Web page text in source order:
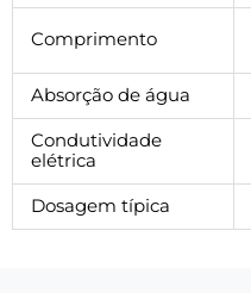
Comprimento
Absorção de água
Condutividade
elétrica
Dosagem típica